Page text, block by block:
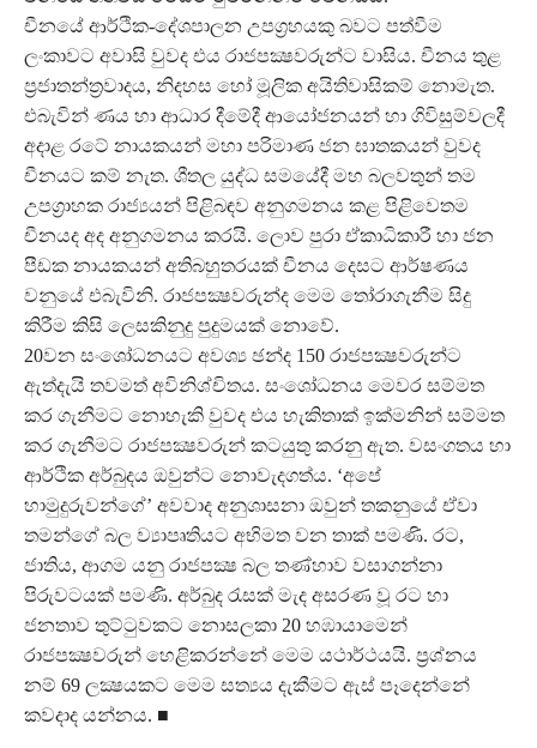
චීනයේ ආර්ථික-දේශපාලන උපග්‍රහයකු බවට පත්වීම
ලංකාවට අවාසි වුවද එය රාජපක්‍ෂවරුන්ට වාසිය. චීනය තුළ
ප්‍රජාතන්ත්‍රවාදය, නිදහස හෝ මූලික අයිතිවාසිකම් නොමැත.
එබැවින් ණය හා ආධාර දීමේදී ආයෝජනයන් හා ගිවිසුම්වලදී
අදාළ රටේ නායකයන් මහා පරිමාණ ජන ඝාතකයන් වුවද
චීනයට කම් නැත. ශීතල යුද්ධ සමයේදී මහ බලවතුන් තම
උපග්‍රාහක රාජ්‍යයන් පිළිබඳව අනුගමනය කළ පිළිවෙතම
චීනයද අද අනුගමනය කරයි. ලොව පුරා ඒකාධිකාරී හා ජන
පීඩක නායකයන් අතිබහුතරයක් චීනය දෙසට ආර්ෂණය
වනුයේ එබැවිනි. රාජපක්‍ෂවරුන්ද මෙම තෝරාගැනීම සිදු
කිරීම කිසි ලෙසකිනුදු පුදුමයක් නොවේ.
20වන සංශෝධනයට අවශ්‍ය ඡන්ද 150 රාජපක්‍ෂවරුන්ට
ඇත්දැයි තවමත් අවිනිශ්චිතය. සංශෝධනය මෙවර සම්මත
කර ගැනීමට නොහැකි වුවද එය හැකිතාක් ඉක්මනින් සම්මත
කර ගැනීමට රාජපක්‍ෂවරුන් කටයුතු කරනු ඇත. වසංගතය හා
ආර්ථික අර්බුදය ඔවුන්ට නොවැදගත්ය. ‘අපේ
හාමුදුරුවන්ගේ’ අවවාද අනුශාසනා ඔවුන් තකනුයේ ඒවා
තමන්ගේ බල ව්‍යාපෘතියට අභිමත වන තාක් පමණි. රට,
ජාතිය, ආගම යනු රාජපක්‍ෂ බල තණ්හාව වසාගන්නා
පිරුවටයක් පමණි. අර්බුද රැසක් මැද අසරණ වූ රට හා
ජනතාව තුට්ටුවකට නොසලකා 20 හඹායාමෙන්
රාජපක්‍ෂවරුන් හෙළිකරන්නේ මෙම යථාර්ථයයි. ප්‍රශ්නය
නම් 69 ලක්‍ෂයකට මෙම සත්‍යය දැකීමට ඇස් පෑදෙන්නේ
කවදාද යන්නය. ■